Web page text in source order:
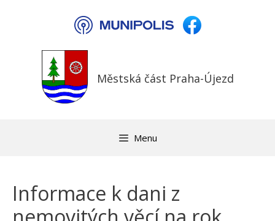
Městská část Praha-Újezd
Menu
Informace k dani z